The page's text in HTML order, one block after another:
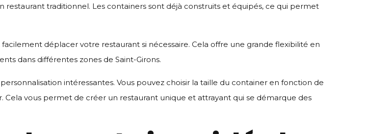
traditionnel. Les containers sont déjà construits et équipés, ce qui permet
déplacer votre restaurant si nécessaire. Cela offre une grande flexibilité en
dans différentes zones de Saint-Girons.
intéressantes. Vous pouvez choisir la taille du container en fonction de
Cela vous permet de créer un restaurant unique et attrayant qui se démarque des